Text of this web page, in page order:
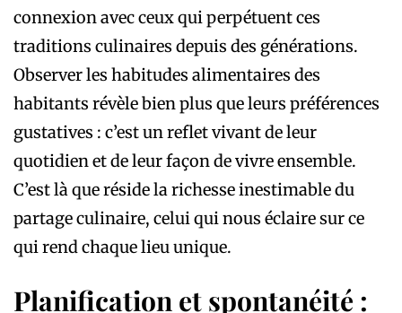
connexion avec ceux qui perpétuent ces
traditions culinaires depuis des générations.
Observer les habitudes alimentaires des
habitants révèle bien plus que leurs préférences
gustatives : c’est un reflet vivant de leur
quotidien et de leur façon de vivre ensemble.
C’est là que réside la richesse inestimable du
partage culinaire, celui qui nous éclaire sur ce
qui rend chaque lieu unique.
Planification et spontanéité :